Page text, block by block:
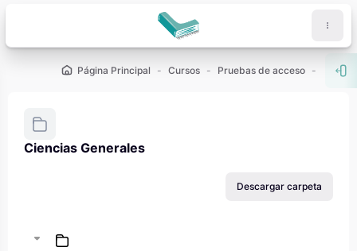
Página Principal Cursos Pruebas de acceso PAU -
Ciencias Generales
Descargar carpeta